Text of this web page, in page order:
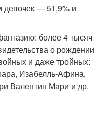
девочек — 51,9% и
более 4 тысяч
о рождении
и даже тройных:
Изабелль-Афина,
Валентин Мари и др.